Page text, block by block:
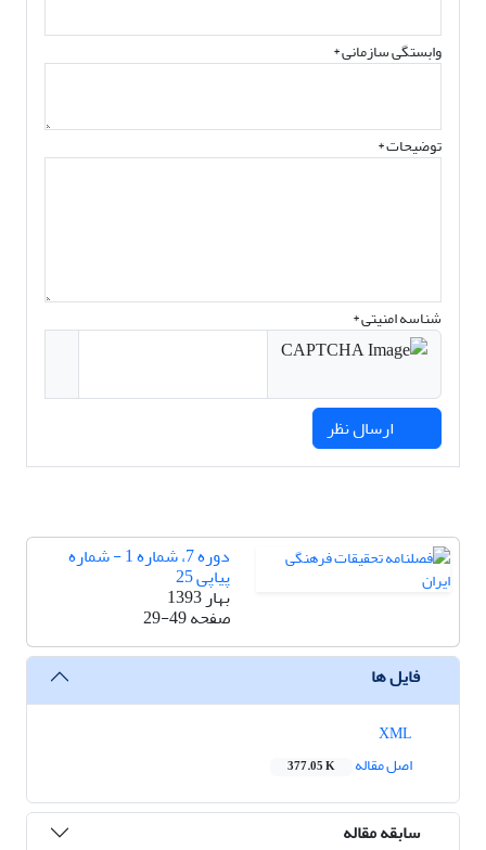
وابستگی سازمانی *
توضیحات *
شناسه امنیتی *
دوره 7، شماره 1 - شماره
پیاپی 25
بهار 1393
صفحه29-49
فایل ها
اصل مقاله
377.05 K
سابقه مقاله